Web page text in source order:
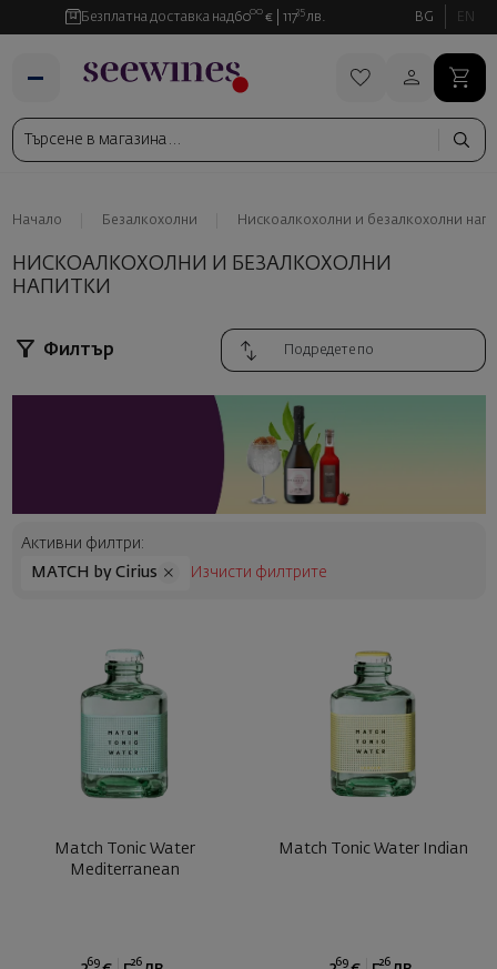
Безплатна доставка над6000 € 11735 лв. BG EN
Начало Безалкохолни Нискоалкохолни и безалкохолни
НИСКОАЛКОХОЛНИ И БЕЗАЛКОХОЛНИ
НАПИТКИ
Филтър
Активни филтри:
MATCH by Cirius
Изчисти филтрите
Match Tonic Water
Mediterranean
69 26
Match Tonic Water Indian
69 26